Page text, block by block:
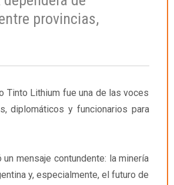
provincias,
Tinto Lithium fue una de las voces
diplomáticos y funcionarios para
mensaje contundente: la minería
y, especialmente, el futuro de